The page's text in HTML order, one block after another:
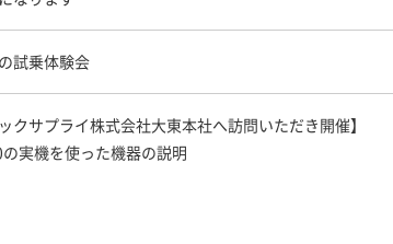
試乗体験会
クサプライ株式会社大東本社へ訪問いただき開催】
の実機を使った機器の説明